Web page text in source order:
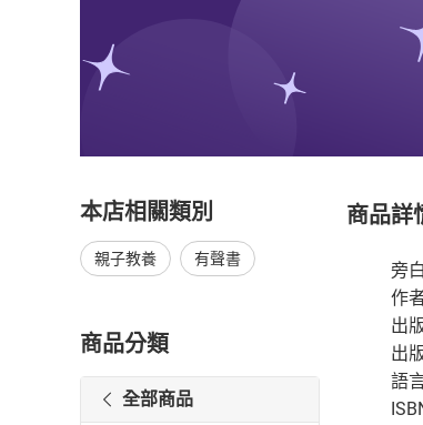
本店相關類別
親子教養 有聲書
商品分類
全部商品
商品詳
旁
作
出
出
語